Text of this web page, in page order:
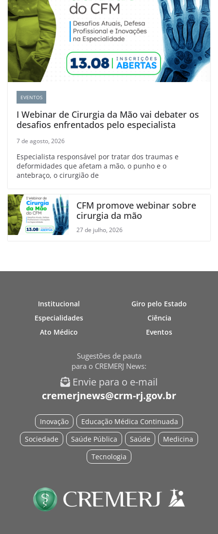
EVENTOS
I Webinar de Cirurgia da Mão vai debater os
desafios enfrentados pelo especialista
7 de agosto, 2026
Especialista responsável por tratar dos traumas e
deformidades que afetam a mão, o punho e o
antebraço, o cirurgião de
CFM promove webinar sobre
cirurgia da mão
27 de julho, 2026
Institucional
Especialidades
Ato Médico
Giro pelo Estado
Ciência
Eventos
Sugestões de pauta
para o CREMERJ News:
Envie para o e-mail
cremerjnews@crm-rj.gov.br
Educação Médica Continuada
Inovação
Medicina
Saúde
Saúde Pública
Sociedade
Tecnologia